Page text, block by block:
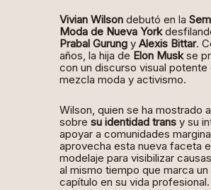
Vivian Wilson debutó en la
Moda de Nueva York
Prabal Gurung y Alexis Bittar.
años, la hija de Elon Muskse
con un discurso visual potente
mezcla moda y activismo.
Wilson, quien se ha mostrado
sobre su identidad trans y su
apoyar a comunidades
aprovecha esta nueva faceta
modelaje para visibilizar
al mismo tiempo que marca un
capítulo en su vida profesional.